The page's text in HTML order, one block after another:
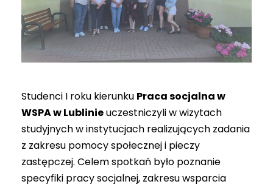
Studenci I roku kierunku Praca socjalna w
WSPA w Lublinieuczestniczyli w wizytach
studyjnych w instytucjach realizujących zadania
z zakresu pomocy społecznej i pieczy
zastępczej. Celem spotkań było poznanie
specyfiki pracy socjalnej, zakresu wsparcia